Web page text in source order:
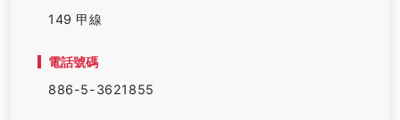
149 甲線
電話號碼
886-5-3621855